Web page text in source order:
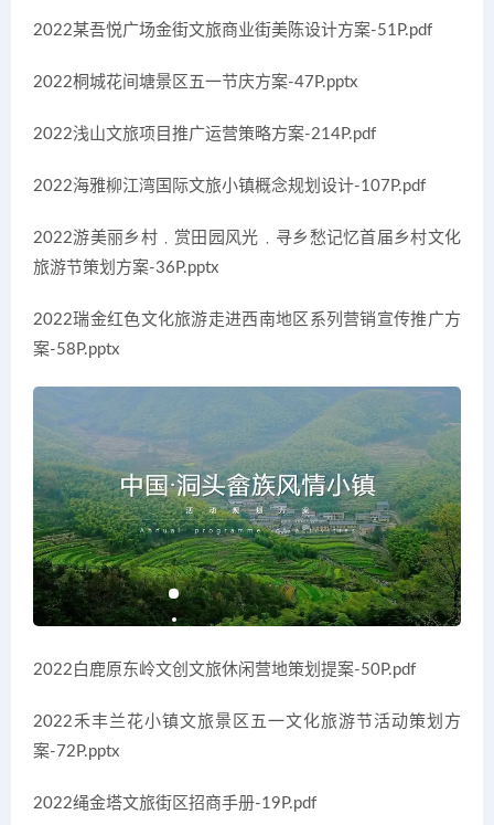
2022某吾悦广场金街文旅商业街美陈设计方案-51P.pdf
2022桐城花间塘景区五一节庆方案-47P.pptx
2022浅山文旅项目推广运营策略方案-214P.pdf
2022海雅柳江湾国际文旅小镇概念规划设计-107P.pdf
2022游美丽乡村﹒赏田园风光﹒寻乡愁记忆首届乡村文化
旅游节策划方案-36P.pptx
2022瑞金红色文化旅游走进西南地区系列营销宣传推广方
案-58P.pptx
2022白鹿原东岭文创文旅休闲营地策划提案-50P.pdf
2022禾丰兰花小镇文旅景区五一文化旅游节活动策划方
案-72P.pptx
2022绳金塔文旅街区招商手册-19P.pdf